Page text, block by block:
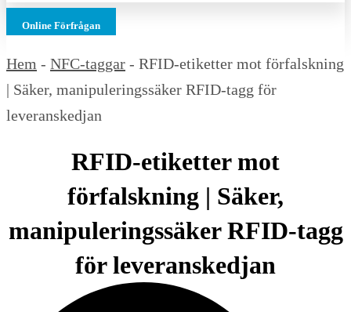
Online Förfrågan
Hem - NFC-taggar - RFID-etiketter mot förfalskning
| Säker, manipuleringssäker RFID-tagg för
leveranskedjan
RFID-etiketter mot
förfalskning | Säker,
manipuleringssäker RFID-tagg
för leveranskedjan